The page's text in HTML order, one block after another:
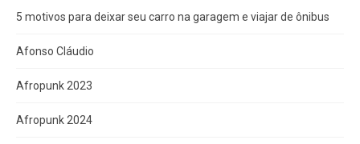
5 motivos para deixar seu carro na garagem e viajar de ônibus
Afonso Cláudio
Afropunk 2023
Afropunk 2024